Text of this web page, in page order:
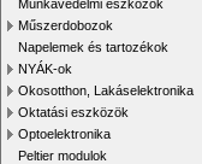
Munkavédelmi eszközök
Műszerdobozok
Napelemek és tartozékok
NYÁK-ok
Okosotthon, Lakáselektronika
Oktatási eszközök
Optoelektronika
Peltier modulok